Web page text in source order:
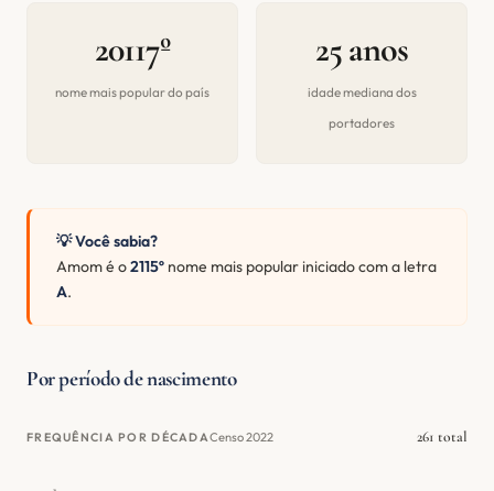
20117º
nome mais popular do país
25 anos
idade mediana dos
portadores
💡 Você sabia?
Amom é o2115º nome mais popular iniciado com a letra
A.
Por período de nascimento
FREQUÊNCIA POR DÉCADACenso 2022 261 total